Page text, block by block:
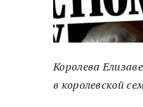
Королева
в королевской